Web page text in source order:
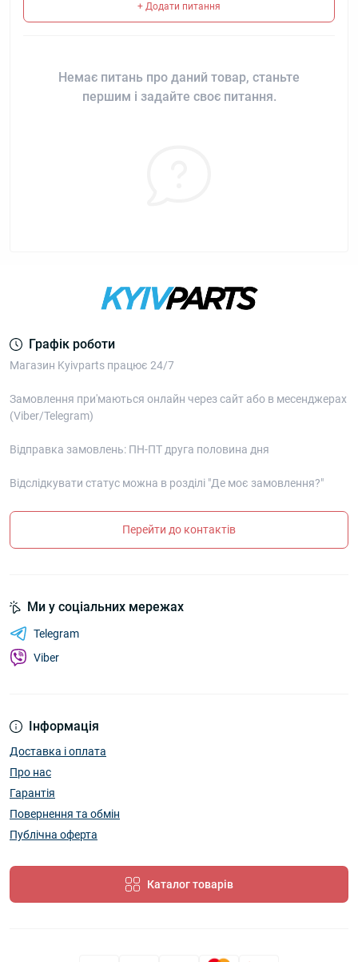
+ Додати питання
Немає питань про даний товар, станьте
першим і задайте своє питання.
Графік роботи
Магазин Kyivparts працює 24/7
Замовлення при'маються онлайн через сайт або в месенджерах
(Viber/Telegram)
Відправка замовлень: ПН-ПТ друга половина дня
Відслідкувати статус можна в розділі "Де моє замовлення?"
Перейти до контактів
Інформація
Доставка і оплата
Про нас
Гарантія
Повернення та обмін
Публічна оферта
Каталог товарів
Ми у соціальних мережах
Telegram
Viber